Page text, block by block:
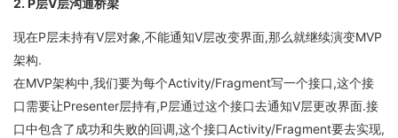
2. P层V层沟通桥梁
现在P层未持有V层对象,不能通知V层改变界面,那么就继续演变MVP
架构.
在MVP架构中,我们要为每个Activity/Fragment写一个接口,这个接
口需要让Presenter层持有,P层通过这个接口去通知V层更改界面.接
口中包含了成功和失败的回调,这个接口Activity/Fragment要去实现,